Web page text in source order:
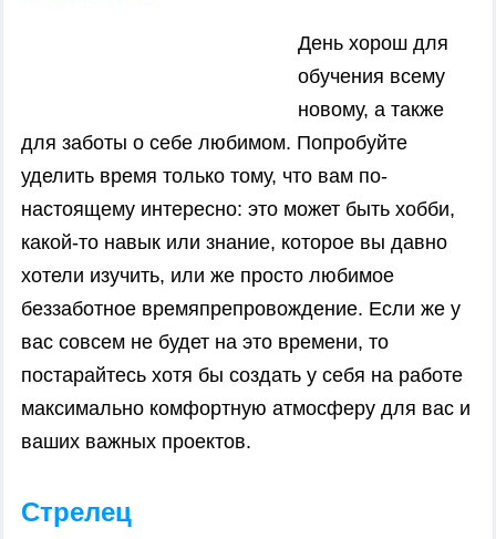
День хорош для
обучения всему
новому, а также
для заботы о себе любимом. Попробуйте
уделить время только тому, что вам по-
настоящему интересно: это может быть хобби,
какой-то навык или знание, которое вы давно
хотели изучить, или же просто любимое
беззаботное времяпрепровождение. Если же у
вас совсем не будет на это времени, то
постарайтесь хотя бы создать у себя на работе
максимально комфортную атмосферу для вас и
ваших важных проектов.
Стрелец